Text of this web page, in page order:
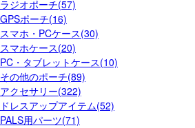
ラジオポーチ(57)
GPSポーチ(16)
スマホ・PCケース(30)
スマホケース(20)
PC・タブレットケース(10)
その他のポーチ(89)
アクセサリー(322)
ドレスアップアイテム(52)
PALS用パーツ(71)